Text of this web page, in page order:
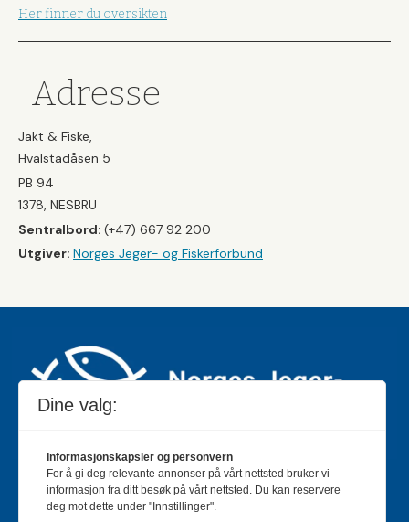
Her finner du oversikten
Adresse
Jakt & Fiske,
Hvalstadåsen 5
PB 94
1378, NESBRU
Sentralbord: (+47) 667 92 200
Utgiver: Norges Jeger- og Fiskerforbund
Jakt & Fiske er landets største og eldste magasin for
jakt- og fiskeinteresserte med 195 000 månedlige
Dine valg:
Informasjonskapsler og personvern
For å gi deg relevante annonser på vårt nettsted bruker vi
informasjon fra ditt besøk på vårt nettsted. Du kan reservere
deg mot dette under "Innstillinger".